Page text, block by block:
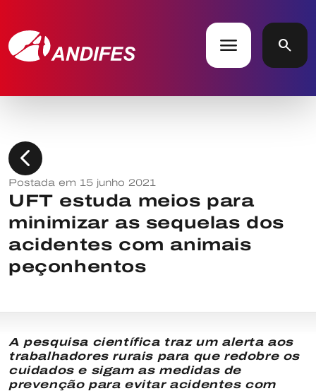
menu search
chevron_left
Postada em 15 junho 2021
UFT estuda meios para
minimizar as sequelas dos
acidentes com animais
peçonhentos
A pesquisa científica traz um alerta aos
trabalhadores rurais para que redobre os
cuidados e sigam as medidas de
prevenção para evitar acidentes com